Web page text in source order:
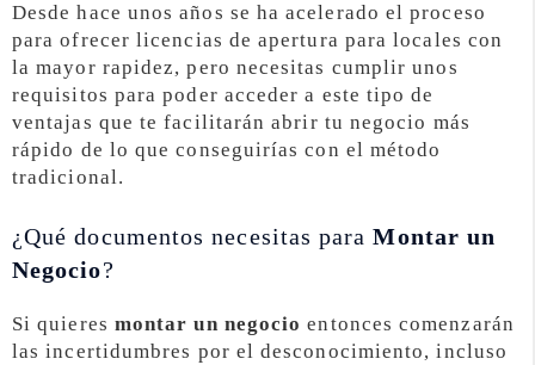
Desde hace unos años se ha acelerado el proceso
para ofrecer licencias de apertura para locales con
la mayor rapidez, pero necesitas cumplir unos
requisitos para poder acceder a este tipo de
ventajas que te facilitarán abrir tu negocio más
rápido de lo que conseguirías con el método
tradicional.
¿Qué documentos necesitas paraMontar un
Negocio?
Si quieres montar un negocio entonces comenzarán
las incertidumbres por el desconocimiento, incluso